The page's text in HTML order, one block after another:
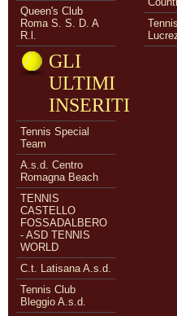
Queen's Club
Roma S. S. D. A
R.l.
GLI
ULTIMI
INSERITI
Tennis Special
Team
A.s.d. Centro
Romagna Beach
TENNIS
CASTELLO
FOSSADALBERO
- ASD TENNIS
WORLD
C.t. Latisana A.s.d.
Tennis Club
Bleggio A.s.d.